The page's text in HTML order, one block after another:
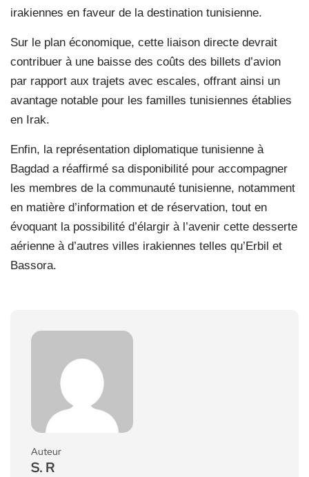
irakiennes en faveur de la destination tunisienne.
Sur le plan économique, cette liaison directe devrait
contribuer à une baisse des coûts des billets d’avion
par rapport aux trajets avec escales, offrant ainsi un
avantage notable pour les familles tunisiennes établies
en Irak.
Enfin, la représentation diplomatique tunisienne à
Bagdad a réaffirmé sa disponibilité pour accompagner
les membres de la communauté tunisienne, notamment
en matière d’information et de réservation, tout en
évoquant la possibilité d’élargir à l’avenir cette desserte
aérienne à d’autres villes irakiennes telles qu’Erbil et
Bassora.
Auteur
S. R